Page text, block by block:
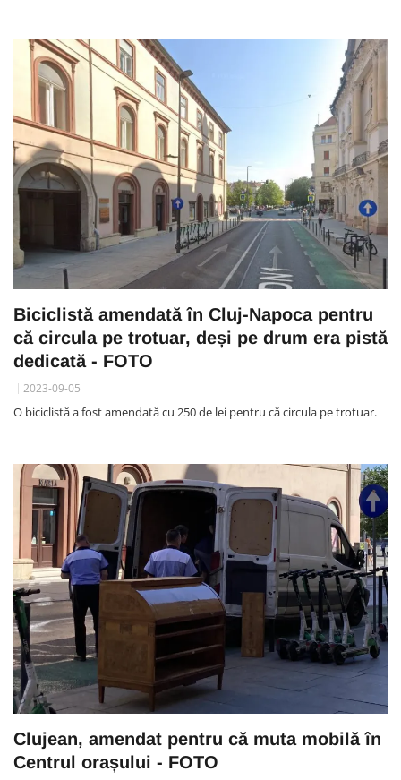
Biciclistă amendată în Cluj-Napoca pentru
că circula pe trotuar, deși pe drum era pistă
dedicată - FOTO
2023-09-05
O biciclistă a fost amendată cu 250 de lei pentru că circula pe trotuar.
Clujean, amendat pentru că muta mobilă în
Centrul orașului - FOTO